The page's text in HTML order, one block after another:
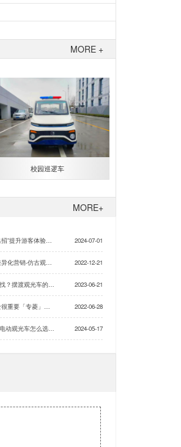
MORE +
校园巡逻车
MORE+
游客体验「专菱」… 2024-07-01
仿古观光车「专菱」… 2022-12-21
车的基础知识「专菱」… 2023-06-21
很重要「专菱」… 2022-06-28
车怎么选？「专菱」… 2024-05-17